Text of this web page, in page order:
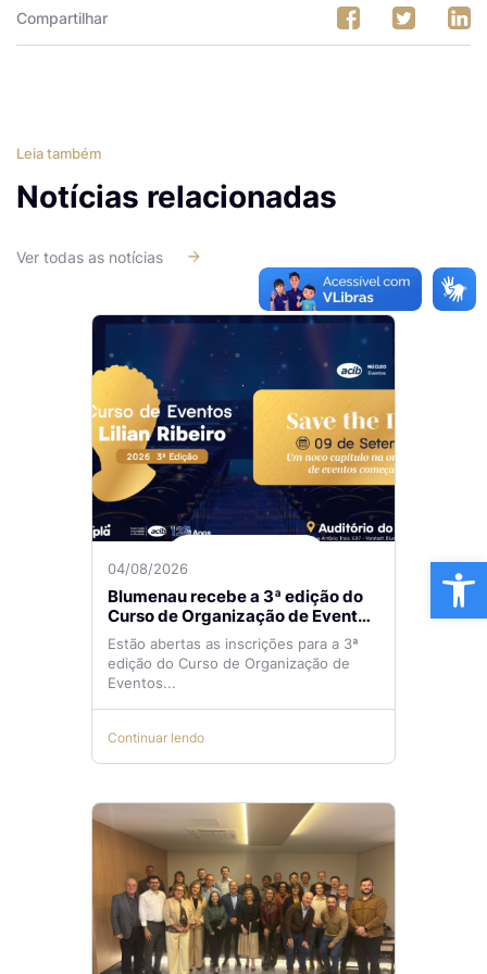
Compartilhar
Leia também
Notícias relacionadas
Ver todas as notícias
04/08/2026
Blumenau recebe a 3ª edição do
Curso de Organização de Eventos
Lilian Ribeiro
Estão abertas as inscrições para a 3ª
edição do Curso de Organização de
Eventos...
Continuar lendo